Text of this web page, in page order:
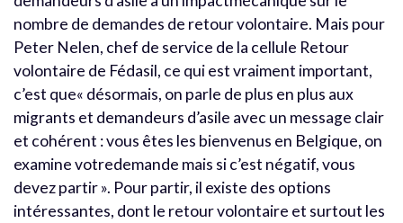
nombre de demandes de retour volontaire. Mais pour
Peter Nelen, chef de service de la cellule Retour
volontaire de Fédasil, ce qui est vraiment important,
c’est que« désormais, on parle de plus en plus aux
migrants et demandeurs d’asile avec un message clair
et cohérent : vous êtes les bienvenus en Belgique, on
examine votredemande mais si c’est négatif, vous
devez partir ». Pour partir, il existe des options
intéressantes, dont le retour volontaire et surtout les